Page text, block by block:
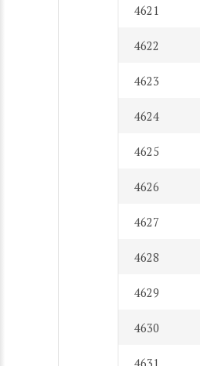
4621
4622
4623
4624
4625
4626
4627
4628
4629
4630